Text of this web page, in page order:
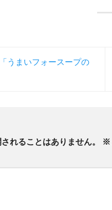
うまいフォースープの
れることはありません。 ※